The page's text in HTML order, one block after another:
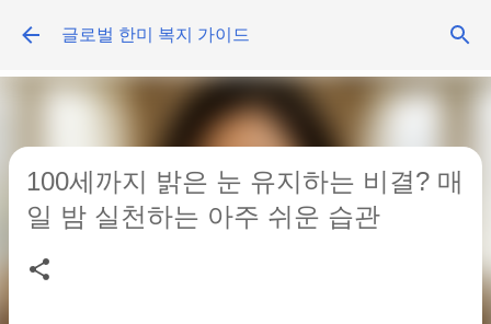
기본 콘텐츠로 건너뛰기
글로벌 한미 복지 가이드
100세까지 밝은 눈 유지하는 비결? 매
일 밤 실천하는 아주 쉬운 습관